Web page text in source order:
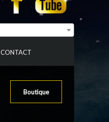
CONTACT
Boutique